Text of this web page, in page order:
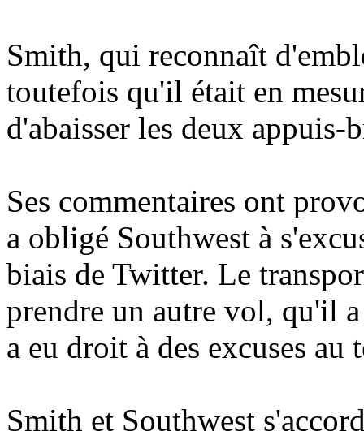
Smith, qui reconnaît
toutefois qu'il était en
d'abaisser les deux appuis-
Ses commentaires ont
a obligé Southwest à
biais de Twitter. Le
prendre un autre vol, qu'il
a eu droit à des excuses au
Smith et Southwest